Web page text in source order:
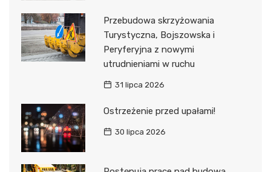
Przebudowa skrzyżowania
Turystyczna, Bojszowska i
Peryferyjna z nowymi
utrudnieniami w ruchu
31 lipca 2026
Ostrzeżenie przed upałami!
30 lipca 2026